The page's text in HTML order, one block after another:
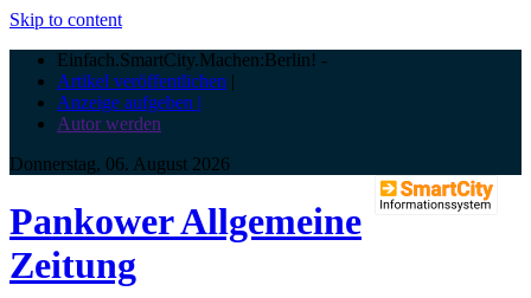
Skip to content
Einfach.SmartCity.Machen:Berlin! -
Artikel veröffentlichen |
Anzeige aufgeben |
Autor werden
Donnerstag, 06. August 2026
Pankower Allgemeine
Zeitung